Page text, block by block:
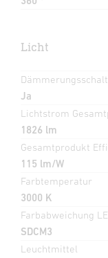
Licht
Ja
Lichtstrom
1826 lm
Gesamtprodukt
115 lm/W
Farbtemperatur
3000 K
Farbabweichung
SDCM3
Leuchtmittel